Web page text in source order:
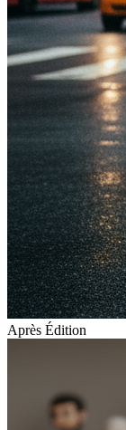
Après Édition